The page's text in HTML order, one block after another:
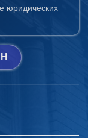
юридических